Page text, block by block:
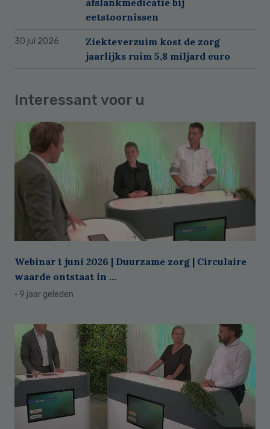
eetstoornissen
30 jul 2026
Ziekteverzuim kost de zorg
jaarlijks ruim 5,8 miljard euro
Interessant voor u
Webinar 1 juni 2026 | Duurzame zorg | Circulaire
waarde ontstaat in ...
· 9 jaar geleden